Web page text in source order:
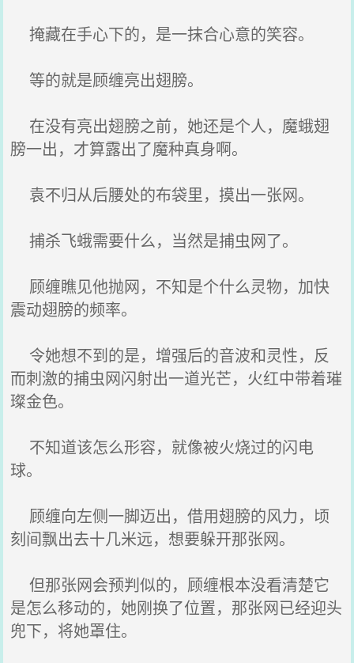
掩藏在手心下的，是一抹合心意的笑容。
等的就是顾缠亮出翅膀。
在没有亮出翅膀之前，她还是个人，魔蛾翅
膀一出，才算露出了魔种真身啊。
袁不归从后腰处的布袋里，摸出一张网。
捕杀飞蛾需要什么，当然是捕虫网了。
顾缠瞧见他抛网，不知是个什么灵物，加快
震动翅膀的频率。
令她想不到的是，增强后的音波和灵性，反
而刺激的捕虫网闪射出一道光芒，火红中带着璀
璨金色。
不知道该怎么形容，就像被火烧过的闪电
球。
顾缠向左侧一脚迈出，借用翅膀的风力，顷
刻间飘出去十几米远，想要躲开那张网。
但那张网会预判似的，顾缠根本没看清楚它
是怎么移动的，她刚换了位置，那张网已经迎头
兜下，将她罩住。